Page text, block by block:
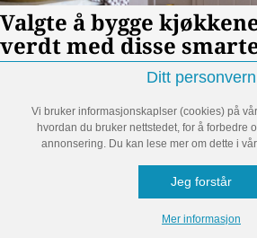
Ditt personvern
Vi bruker informasjonskaplser (cookies) på
hvordan du bruker nettstedet, for å forbedre
annonsering. Du kan lese mer om dette i vår
Jeg forstår
Mer informasjon